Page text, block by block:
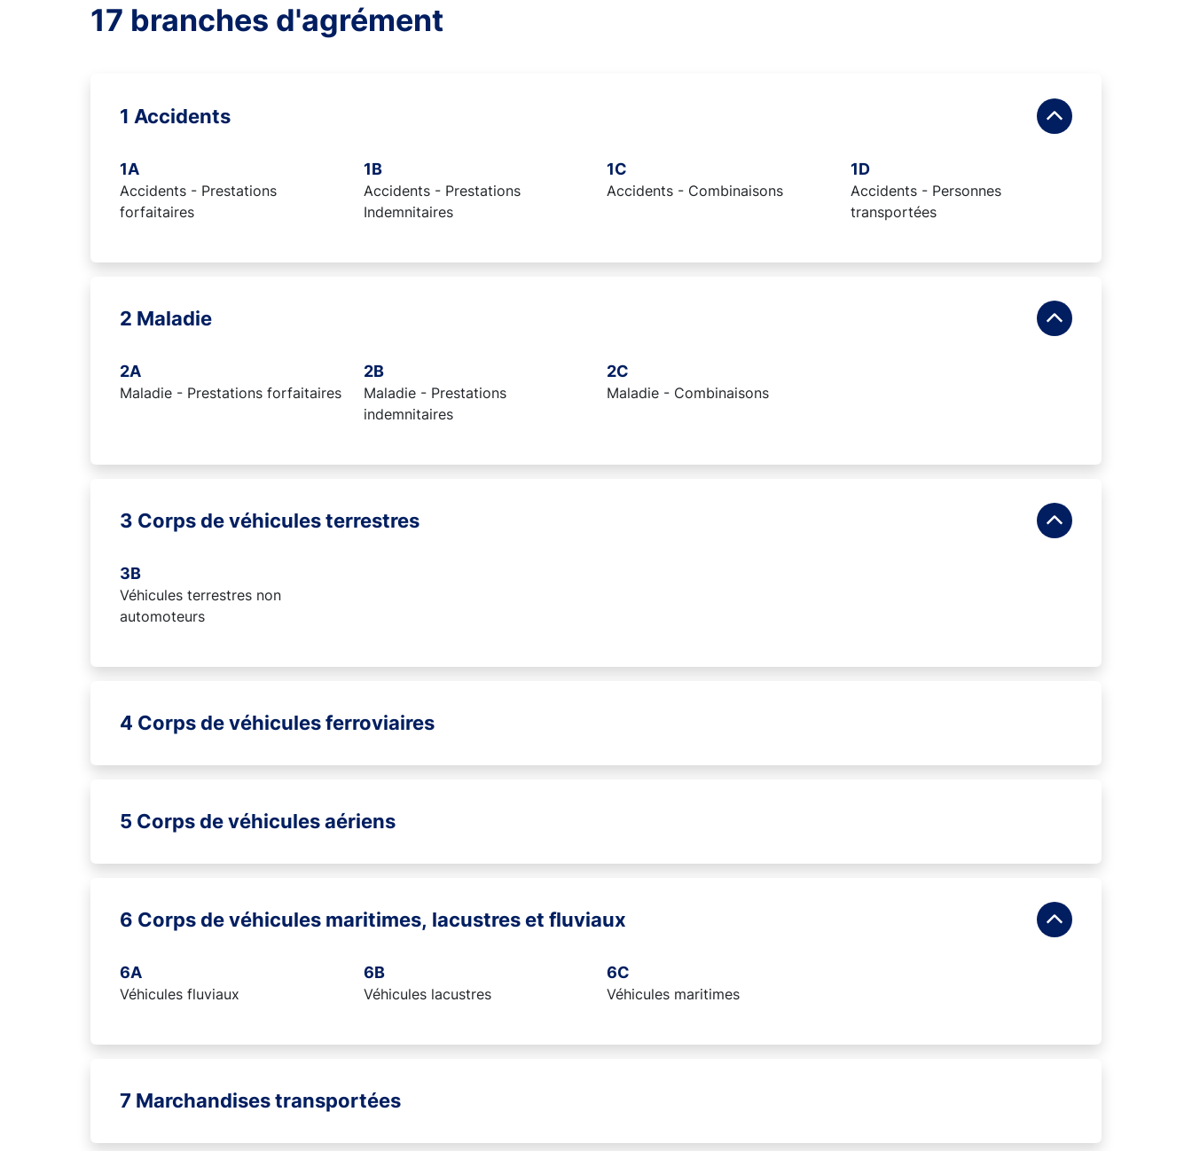
17 branches d'agrément
1 Accidents
1A
Accidents - Prestations
forfaitaires
1B
Accidents - Prestations
Indemnitaires
1C
Accidents - Combinaisons
1D
Accidents - Personnes
transportées
2 Maladie
2A
Maladie - Prestations forfaitaires
2B
Maladie - Prestations
indemnitaires
2C
Maladie - Combinaisons
3 Corps de véhicules terrestres
3B
Véhicules terrestres non
automoteurs
4 Corps de véhicules ferroviaires
5 Corps de véhicules aériens
6 Corps de véhicules maritimes, lacustres et fluviaux
6A
Véhicules fluviaux
6B
Véhicules lacustres
6C
Véhicules maritimes
7 Marchandises transportées